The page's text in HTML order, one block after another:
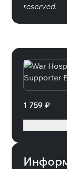
reserved.
1 759 ₽